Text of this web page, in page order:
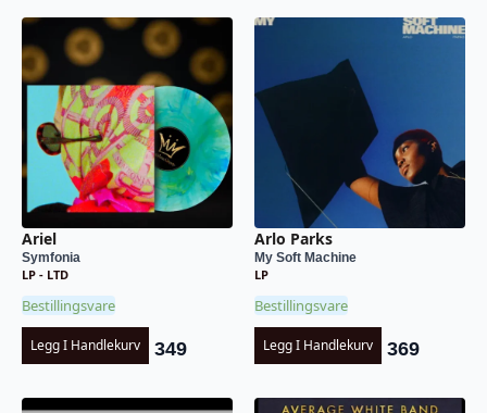
Ariel
Symfonia
LP - LTD
Bestillingsvare
Legg I Handlekurv 349
Arlo Parks
My Soft Machine
LP
Bestillingsvare
Legg I Handlekurv 369